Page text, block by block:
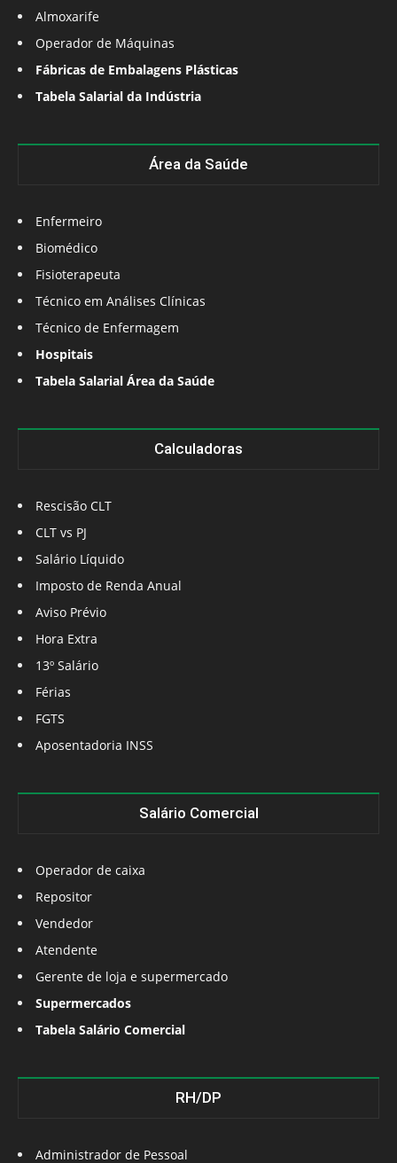
Almoxarife
Operador de Máquinas
Fábricas de Embalagens Plásticas
Tabela Salarial da Indústria
Área da Saúde
Enfermeiro
Biomédico
Fisioterapeuta
Técnico em Análises Clínicas
Técnico de Enfermagem
Hospitais
Tabela Salarial Área da Saúde
Calculadoras
Rescisão CLT
CLT vs PJ
Salário Líquido
Imposto de Renda Anual
Aviso Prévio
Hora Extra
13º Salário
Férias
FGTS
Aposentadoria INSS
Salário Comercial
Operador de caixa
Repositor
Vendedor
Atendente
Gerente de loja e supermercado
Supermercados
Tabela Salário Comercial
RH/DP
Administrador de Pessoal